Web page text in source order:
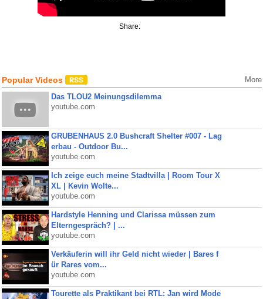
Share:
Popular Videos More
Das TLOU2 Meinungsdilemma
youtube.com
GRUBENHAUS 2.0 Bushcraft Shelter #007 - Lag
erbau - Outdoor Bu...
youtube.com
Ich zeige euch meine Stadtvilla | Room Tour X
XL | Kevin Wolte...
youtube.com
Hardstyle Henning und Clarissa müssen zum
Elterngespräch? | ...
youtube.com
Verkäuferin will ihr Geld nicht wieder | Bares f
ür Rares vom...
youtube.com
Tourette als Praktikant bei RTL: Jan wird Mode